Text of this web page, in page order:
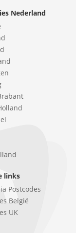
Nederland
links
Postcodes
België
UK